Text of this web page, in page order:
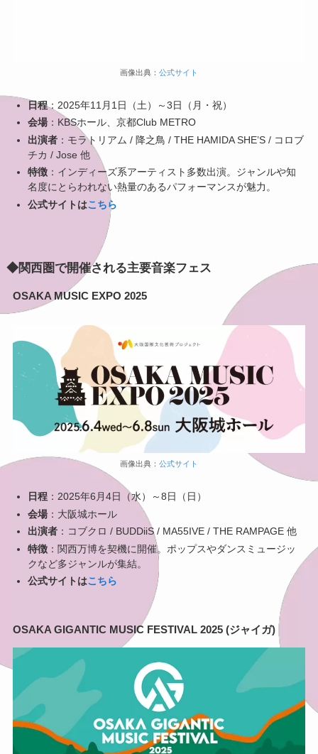
画像出典： 公式サイト
日程：2025年11月1日（土）～3日（月・祝）
会場：KBSホール、京都Club METRO
出演者：モラトリアム / 降之鳥 / THE HAMIDA SHE’S / コロブ
チカ / Jose 他
特徴：インディーズ系アーティスト多数出演。ジャンルや知
名度にとらわれない熱量のあるパフォーマンスが魅力。
公式サイトはこちら
◆関西圏で開催される主要音楽フェス
OSAKA MUSIC EXPO 2025
画像出典： 公式サイト
日程：2025年6月4日（水）～8日（日）
会場：大阪城ホール
出演者：コブクロ / BUDDiiS / MA55IVE / THE RAMPAGE 他
特徴：関西万博を契機に開催。ポップスやダンスミュージッ
クなど多ジャンルが集結。
公式サイトはこちら
OSAKA GIGANTIC MUSIC FESTIVAL 2025 (ジャイガ)